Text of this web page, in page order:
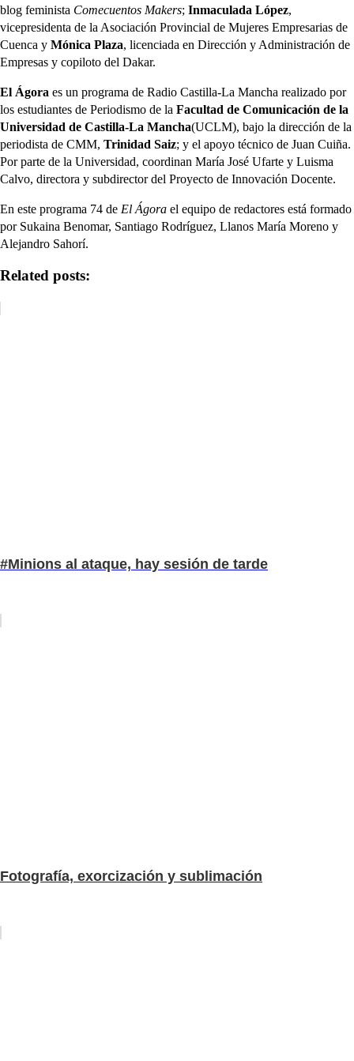
blog feminista Comecuentos Makers; Inmaculada López,
vicepresidenta de la Asociación Provincial de Mujeres Empresarias de
Cuenca y Mónica Plaza, licenciada en Dirección y Administración de
Empresas y copiloto del Dakar.
El Ágora es un programa de Radio Castilla-La Mancha realizado por
los estudiantes de Periodismo de la Facultad de Comunicación de la
Universidad de Castilla-La Mancha(UCLM), bajo la dirección de la
periodista de CMM, Trinidad Saiz; y el apoyo técnico de Juan Cuiña.
Por parte de la Universidad, coordinan María José Ufarte y Luisma
Calvo, directora y subdirector del Proyecto de Innovación Docente.
En este programa 74 de El Ágora el equipo de redactores está formado
por Sukaina Benomar, Santiago Rodríguez, Llanos María Moreno y
Alejandro Sahorí.
Related posts:
#Minions al ataque, hay sesión de tarde
Fotografía, exorcización y sublimación